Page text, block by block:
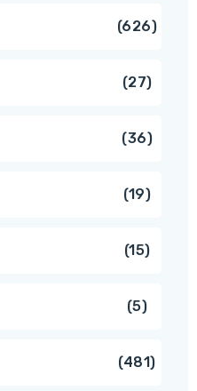
626626
2727
3636
1919
1515
55
481481